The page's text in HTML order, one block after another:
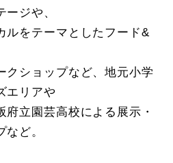
ジや、
ルをテーマとしたフード&
クショップなど、地元小学
エリアや
立園芸高校による展示・
ど。